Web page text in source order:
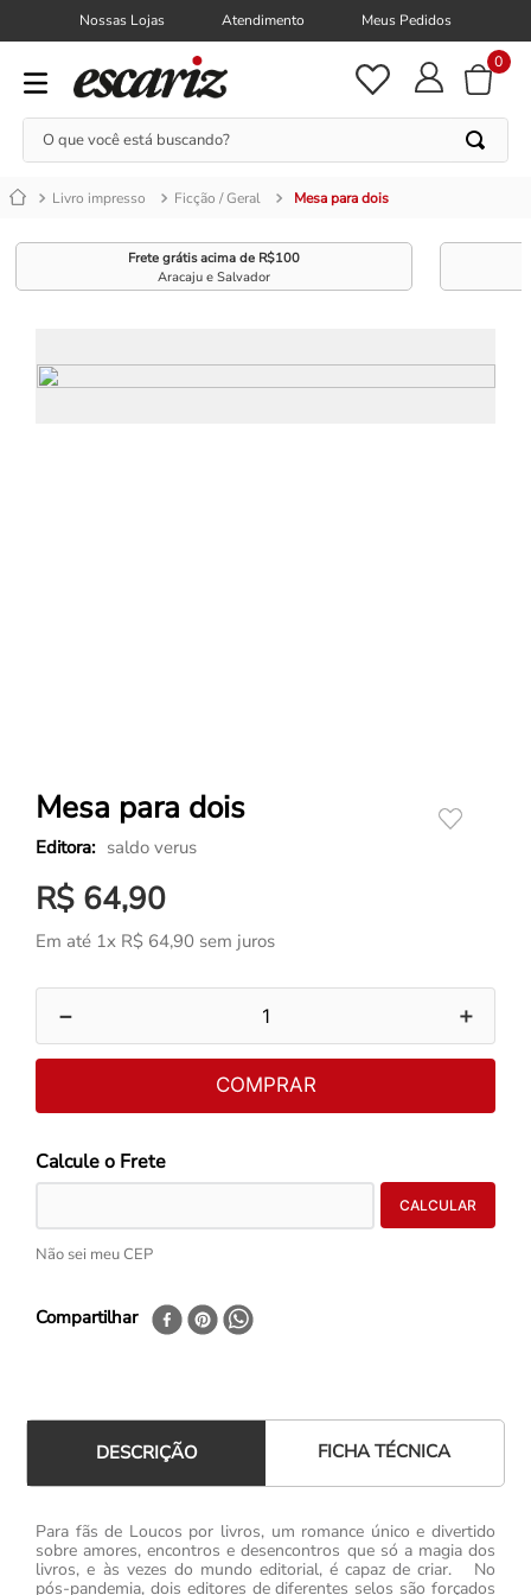
Nossas Lojas Atendimento Meus Pedidos
0
O que você está buscando?
Livro impresso Ficção / Geral Mesa para dois
Frete grátis acima de R$100
Aracaju e Salvador
Mesa para dois
saldo verus
R$ 64,90
Em até 1x R$ 64,90 sem juros
＋
－
COMPRAR
Não sei meu CEP
Compartilhar
DESCRIÇÃO FICHA TÉCNICA
Para fãs de Loucos por livros, um romance único e divertido
sobre amores, encontros e desencontros que só a magia dos
livros, e às vezes do mundo editorial, é capaz de criar. No
pós-pandemia, dois editores de diferentes selos são forçados